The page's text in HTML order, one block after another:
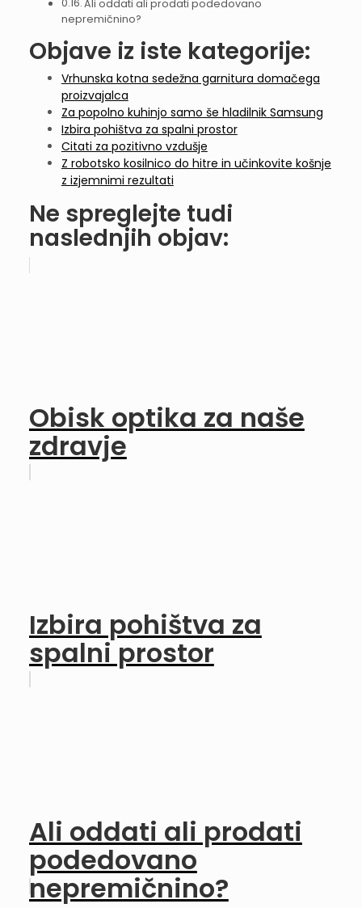
Ali oddati ali prodati podedovano
nepremičnino?
Objave iz iste kategorije:
Vrhunska kotna sedežna garnitura domačega
proizvajalca
Za popolno kuhinjo samo še hladilnik Samsung
Izbira pohištva za spalni prostor
Citati za pozitivno vzdušje
Z robotsko kosilnico do hitre in učinkovite košnje
z izjemnimi rezultati
Ne spreglejte tudi
naslednjih objav:
Obisk optika za naše
zdravje
Izbira pohištva za
spalni prostor
Ali oddati ali prodati
podedovano
nepremičnino?